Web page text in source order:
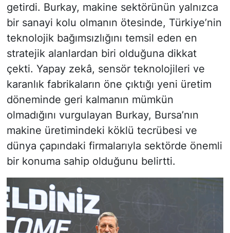
getirdi. Burkay, makine sektörünün yalnızca
bir sanayi kolu olmanın ötesinde, Türkiye’nin
teknolojik bağımsızlığını temsil eden en
stratejik alanlardan biri olduğuna dikkat
çekti. Yapay zekâ, sensör teknolojileri ve
karanlık fabrikaların öne çıktığı yeni üretim
döneminde geri kalmanın mümkün
olmadığını vurgulayan Burkay, Bursa’nın
makine üretimindeki köklü tecrübesi ve
dünya çapındaki firmalarıyla sektörde önemli
bir konuma sahip olduğunu belirtti.